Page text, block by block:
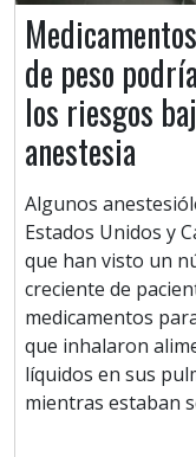
de peso
los riesgos
anestesia
Algunos
Estados Unidos y
que han visto un
creciente de
medicamentos
que inhalaron
líquidos en sus
mientras estaban